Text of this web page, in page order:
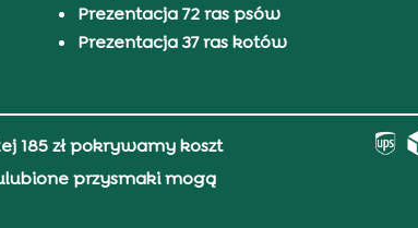
Prezentacja 72 ras psów
Prezentacja 37 ras kotów
185 zł pokrywamy koszt
przysmaki mogą